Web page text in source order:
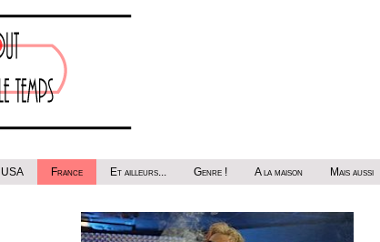
USA France Et ailleurs... Genre ! A la maison Mais aussi